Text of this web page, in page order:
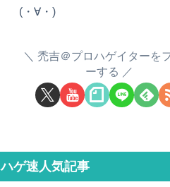
(・∀・)
禿吉＠プロハゲイターを
ーする
ハゲ速人気記事